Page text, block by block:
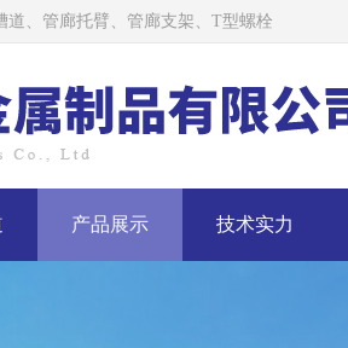
道、管廊托臂、管廊支架、T型螺栓
产品展示 技术实力